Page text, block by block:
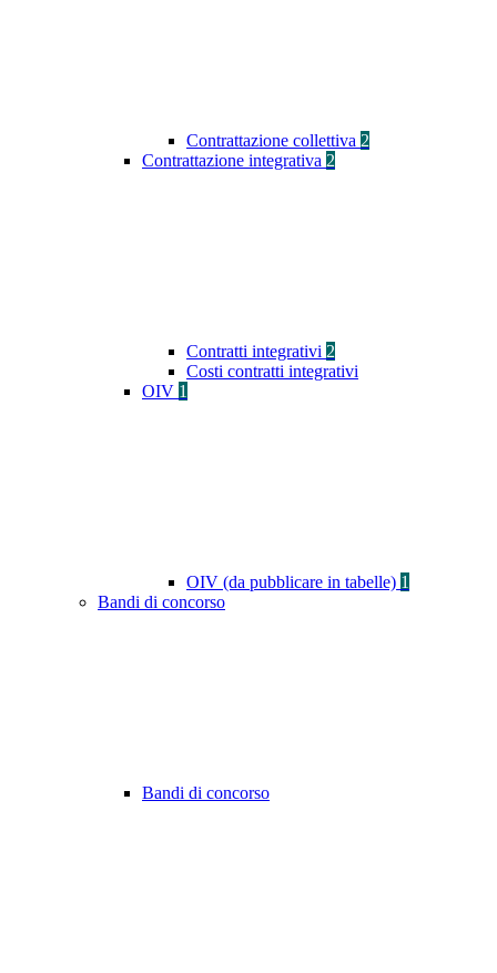
Contrattazione collettiva 2
Contrattazione integrativa 2
Contratti integrativi 2
Costi contratti integrativi
OIV 1
OIV (da pubblicare in tabelle) 1
Bandi di concorso
Bandi di concorso